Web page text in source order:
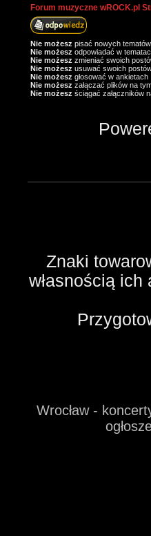
Forum muzyczne wROCK.pl
Nie możesz pisać nowych tematów
Nie możesz odpowiadać w
Nie możesz zmieniać swoich
Nie możesz usuwać swoich
Nie możesz głosować w ankietach
Nie możesz załączać plików na
Nie możesz ściągać załączników
Znaki
własnością
Wrocław -